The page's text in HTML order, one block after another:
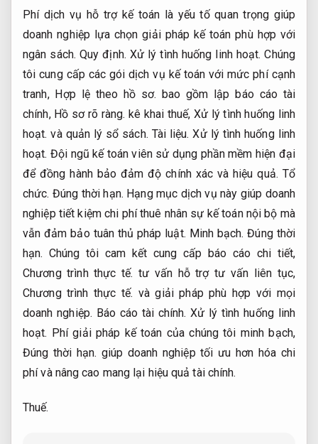
Phí dịch vụ hỗ trợ kế toán là yếu tố quan trọng giúp
doanh nghiệp lựa chọn giải pháp kế toán phù hợp với
ngân sách.Quy định. Xử lý tình huống linh hoạt. Chúng
tôi cung cấp các gói dịch vụ kế toán với mức phí cạnh
tranh, Hợp lệ theo hồ sơ. bao gồm lập báo cáo tài
chính, Hồ sơ rõ ràng. kê khai thuế, Xử lý tình huống linh
hoạt. và quản lý sổ sách. Tài liệu. Xử lý tình huống linh
hoạt. Đội ngũ kế toán viên sử dụng phần mềm hiện đại
để đồng hành bảo đảm độ chính xác và hiệu quả. Tổ
chức. Đúng thời hạn. Hạng mục dịch vụ này giúp doanh
nghiệp tiết kiệm chi phí thuê nhân sự kế toán nội bộ mà
vẫn đảm bảo tuân thủ pháp luật. Minh bạch. Đúng thời
hạn. Chúng tôi cam kết cung cấp báo cáo chi tiết,
Chương trình thực tế. tư vấn hỗ trợ tư vấn liên tục,
Chương trình thực tế. và giải pháp phù hợp với mọi
doanh nghiệp. Báo cáo tài chính. Xử lý tình huống linh
hoạt. Phí giải pháp kế toán của chúng tôi minh bạch,
Đúng thời hạn. giúp doanh nghiệp tối ưu hơn hóa chi
phí và nâng cao mang lại hiệu quả tài chính.
Thuế.